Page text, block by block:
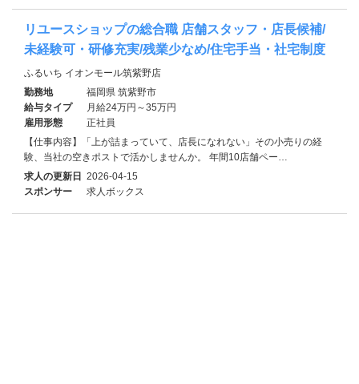
リユースショップの総合職 店舗スタッフ・店長候補/
未経験可・研修充実/残業少なめ/住宅手当・社宅制度
ふるいち イオンモール筑紫野店
勤務地
福岡県 筑紫野市
給与タイプ
月給24万円～35万円
雇用形態
正社員
【仕事内容】「上が詰まっていて、店長になれない」その小売りの経
験、当社の空きポストで活かしませんか。 年間10店舗ペー…
求人の更新日 2026-04-15
スポンサー
求人ボックス